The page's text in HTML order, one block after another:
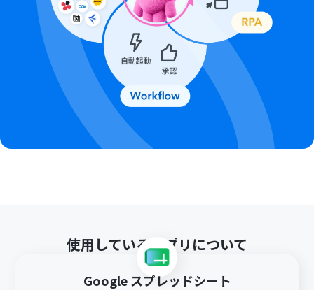
使用しているアプリについて
Google スプレッドシート